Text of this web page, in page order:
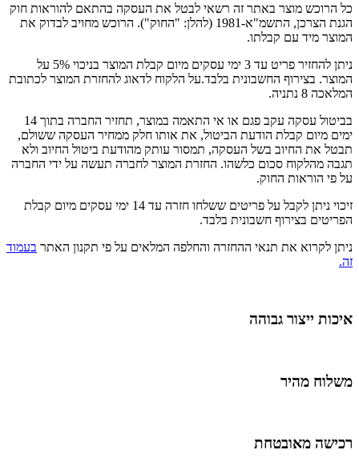
כל הרוכש מוצר באתר זה רשאי לבטל את העסקה בהתאם להוראות חוק
הגנת הצרכן, התשמ"א-1981 (להלן: "החוק"). הרוכש מחויב לבדוק את
המוצר מיד עם קבלתו.
ניתן להחזיר פריט עד 3 ימי עסקים מיום קבלת המוצר בניכוי 5% על
המוצר. בצירוף החשבונית בלבד.על הלקוח לדאוג להחזרת המוצר לכתובת
המלאכה 8 נתניה.
בביטול עסקה עקב פגם או אי התאמה במוצר, תחזיר החברה בתוך 14
ימים מיום קבלת הודעת הביטול, את אותו חלק ממחיר העסקה ששולם,
תבטל את החיוב בשל העסקה, תמסור עותק מהודעת ביטול החיוב ולא
תגבה מהלקוח סכום כלשהו. החזרת המוצר לחברה תעשה על ידי החברה
על פי הוראות החוק.
זיכוי ניתן לקבל על פריטים ששלחו חזרה עד 14 ימי עסקים מיום קבלת
הפריטים בצירוף חשבונית בלבד.
ניתן לקרוא את תנאי ההחזרה והחלפה המלאים על פי תקנון האתר בעמוד
זה.
איכות ייצור גבוהה
משלוח מהיר
רכישה מאובטחת